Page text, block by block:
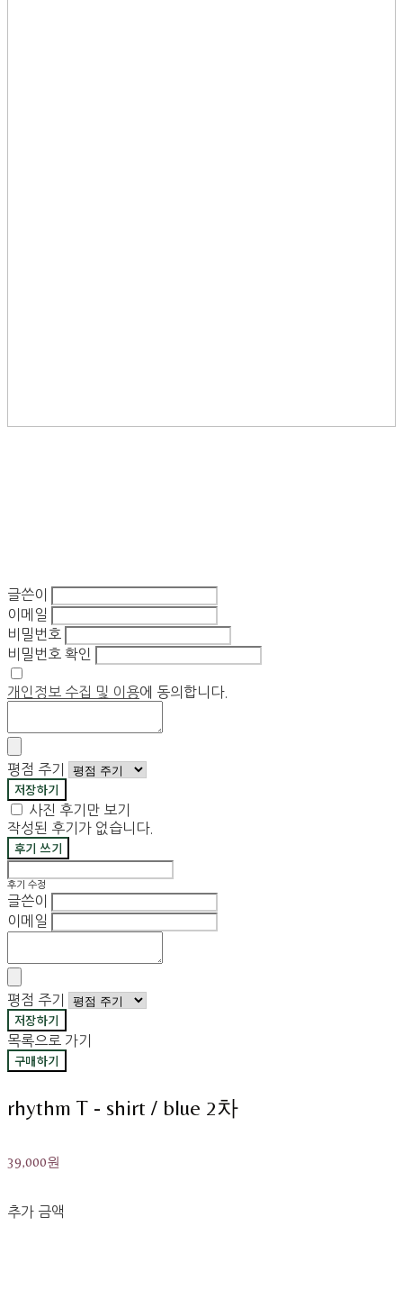
글쓴이
이메일
비밀번호
비밀번호 확인
개인정보 수집 및 이용에 동의합니다.
평점 주기
저장하기
사진 후기만 보기
작성된 후기가 없습니다.
후기 쓰기
후기 수정
글쓴이
이메일
평점 주기
저장하기
목록으로 가기
구매하기
rhythm T - shirt / blue 2차
39,000원
추가 금액